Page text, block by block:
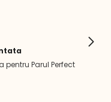
Parul Perfect